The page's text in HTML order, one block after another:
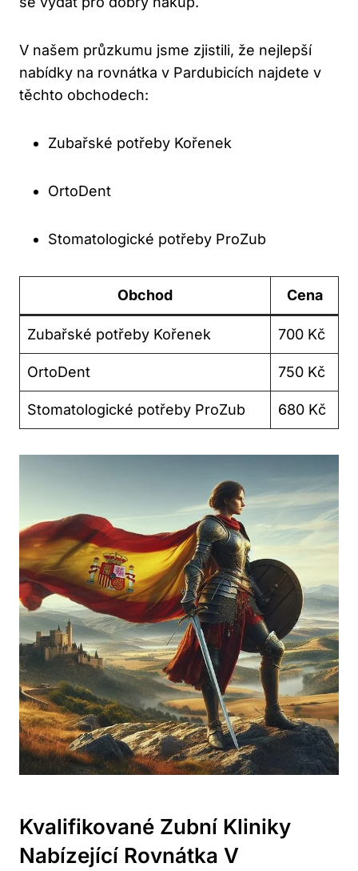
V našem průzkumu jsme zjistili, že nejlepší
nabídky na rovnátka v Pardubicích najdete v
těchto obchodech:
Zubařské potřeby Kořenek
OrtoDent
Stomatologické potřeby ProZub
Obchod Cena
Zubařské potřeby Kořenek 700 Kč
OrtoDent 750 Kč
Stomatologické potřeby ProZub 680 Kč
Kvalifikované Zubní Kliniky
Nabízející Rovnátka V